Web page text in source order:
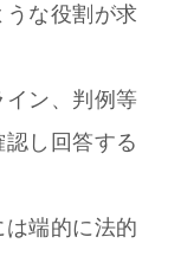
な役割が求
ン、判例等
し回答する
端的に法的